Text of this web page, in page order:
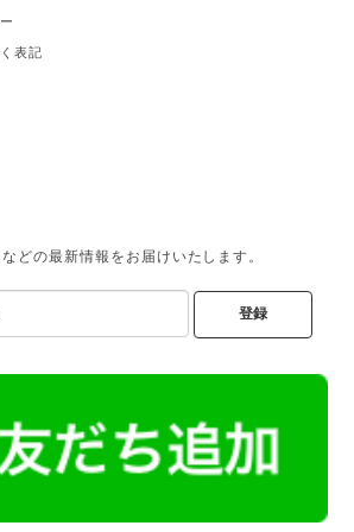
表記
どの最新情報をお届けいたします。
登録